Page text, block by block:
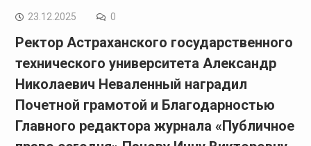
23.12.2025 0
Ректор Астраханского государственного
технического университета Александр
Николаевич Неваленный наградил
Почетной грамотой и Благодарностью
Главного редактора журнала «Публичное